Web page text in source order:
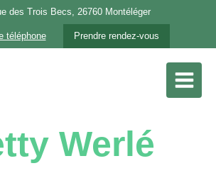
des Trois Becs, 26760 Montéléger
téléphone Prendre rendez-vous
Werlé